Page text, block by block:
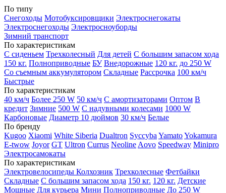
По типу
Снегоходы Мотобуксировщики Электроснегокаты
Электроснегоходы Электросноуборды
Зимний транспорт
По характеристикам
С сиденьем Трехколесный Для детей С большим запасом хода
150 кг. Полноприводные БУ Внедорожные 120 кг. до 250 W
Со съемным аккумулятором Складные Рассрочка 100 км/ч
Быстрые
По характеристикам
40 км/ч Более 250 W 50 км/ч С амортизаторами Оптом В
кредит Зимние 500 W С надувными колесами 1000 W
Карбоновые Диаметр 10 дюймов 30 км/ч Белые
По бренду
Kugoo Xiaomi White Siberia Dualtron Syccyba YamatoYokamura
E-twow Joyor GT Ultron Currus Neoline Aovo Speedway Minipro
Электросамокаты
По характеристикам
Электровелосипеды Колхозник Трехколесные Фетбайки
Складные С большим запасом хода 150 кг. 120 кг. Детские
Мощные Для курьера Мини Полноприводные До 250 W